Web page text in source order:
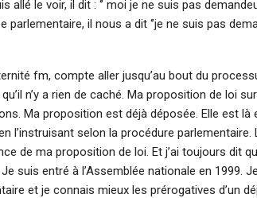
le voir, il dit : ‘’ moi je ne suis pas
il nous a dit ‘’je ne suis pas
fm, compte aller jusqu’au bout du
n’y a rien de caché. Ma proposition de loi
Ma proposition est déjà déposée. Elle est là
l’instruisant selon la procédure parlementaire.
de ma proposition de loi. Et j’ai toujours dit
suis entré à l’Assemblée nationale en 1999.
et je connais mieux les prérogatives d’un